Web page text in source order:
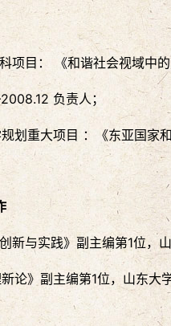
项目： 《和谐社会视域中
负责人；
划重大项目 ：《东亚国家
新与实践》副主编第1位，
论》副主编第1位，山东大